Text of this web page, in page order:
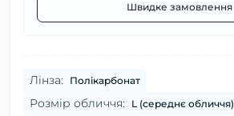
Швидке замовлення
Лінза: Полікарбонат
Розмір обличчя: L (середнє обличчя)